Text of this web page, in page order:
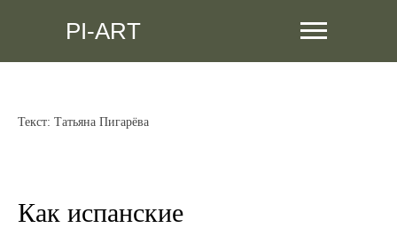
PI-ART
Текст: Татьяна Пигарёва
Как испанские